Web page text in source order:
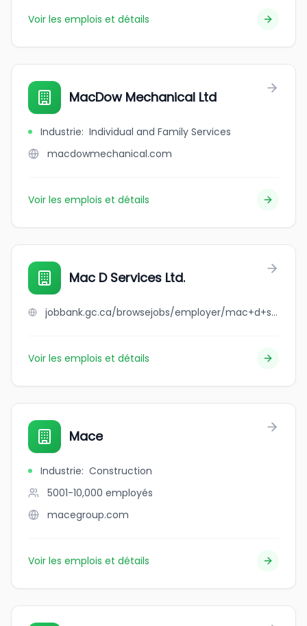
Voir les emplois et détails
MacDow Mechanical Ltd
Industrie: Individual and Family Services
macdowmechanical.com
Voir les emplois et détails
Mac D Services Ltd.
jobbank.gc.ca/browsejobs/employer/mac+d+services+ltd./ca
Voir les emplois et détails
Mace
Industrie: Construction
5001-10,000 employés
macegroup.com
Voir les emplois et détails